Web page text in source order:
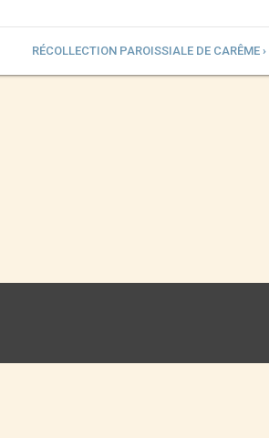
RÉCOLLECTION PAROISSIALE DE CARÊME ›